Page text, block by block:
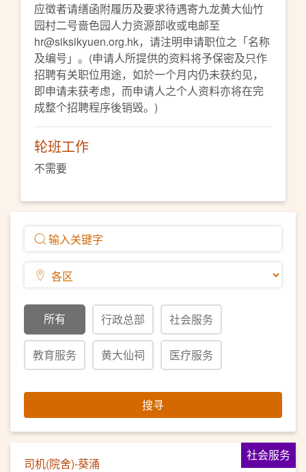
所有 行政总部 社会服务
教育服务 黄大仙祠 医疗服务
搜寻
社会服务
司机(院舍)-葵涌
应徵者请缮函附履历及要求待遇寄九龙黄大仙竹
园村二号啬色园人力资源部收或电邮至
hr@siksikyuen.org.hk，请注明申请职位之「名称
及编号」。(申请人所提供的资料将予保密及只作
招聘有关职位用途，如於一个月内仍未获约见，
即申请未获考虑，而申请人之个人资料亦将在完
成整个招聘程序後销毁。)
轮班工作
不需要